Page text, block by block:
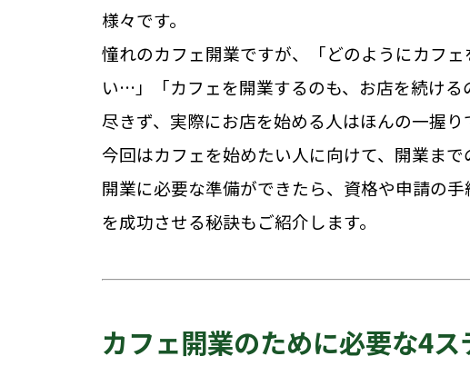
様々です。
憧れのカフェ開業ですが、「どのようにカフ
い…」「カフェを開業するのも、お店を続け
尽きず、実際にお店を始める人はほんの一握り
今回はカフェを始めたい人に向けて、開業まで
開業に必要な準備ができたら、資格や申請の
を成功させる秘訣もご紹介します。
カフェ開業のために必要な4ス